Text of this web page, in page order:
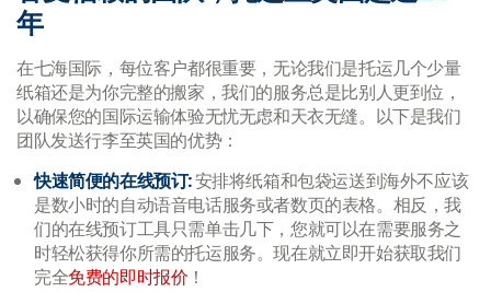
年
在七海国际，每位客户都很重要，无论我们是托运几个少量
纸箱还是为你完整的搬家，我们的服务总是比别人更到位，
以确保您的国际运输体验无忧无虑和天衣无缝。以下是我们
团队发送行李至英国的优势：
快速简便的在线预订:安排将纸箱和包袋运送到海外不应该
是数小时的自动语音电话服务或者数页的表格。相反，我
们的在线预订工具只需单击几下，您就可以在需要服务之
时轻松获得你所需的托运服务。现在就立即开始获取我们
完全免费的即时报价 ！